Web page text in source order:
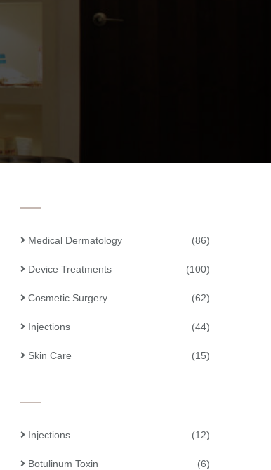
Medical Dermatology (86)
Device Treatments (100)
Cosmetic Surgery (62)
Injections (44)
Skin Care (15)
Injections (12)
Botulinum Toxin (6)